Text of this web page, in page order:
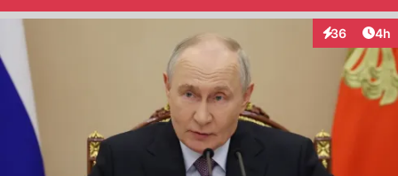
36
Interaktionen
4h